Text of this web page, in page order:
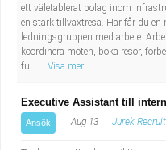
ett väletablerat bolag inom
en stark tillväxtresa. Här får du en
ledningsgruppen med arbete.
koordinera möten, boka resor,
fu...
Visa mer
Executive Assistant till
Ansök Aug 13 Jurek